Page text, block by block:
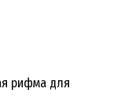
рифма для